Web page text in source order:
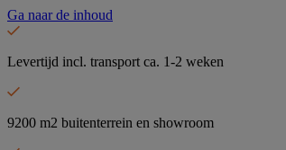
Ga naar de inhoud
Levertijd incl. transport ca. 1-2 weken
9200 m2 buitenterrein en showroom